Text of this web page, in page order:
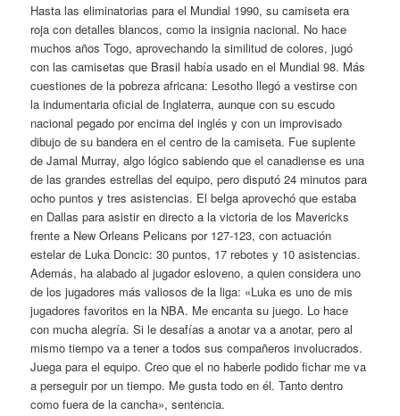
Hasta las eliminatorias para el Mundial 1990, su camiseta era
roja con detalles blancos, como la insignia nacional. No hace
muchos años Togo, aprovechando la similitud de colores, jugó
con las camisetas que Brasil había usado en el Mundial 98. Más
cuestiones de la pobreza africana: Lesotho llegó a vestirse con
la indumentaria oficial de Inglaterra, aunque con su escudo
nacional pegado por encima del inglés y con un improvisado
dibujo de su bandera en el centro de la camiseta. Fue suplente
de Jamal Murray, algo lógico sabiendo que el canadiense es una
de las grandes estrellas del equipo, pero disputó 24 minutos para
ocho puntos y tres asistencias. El belga aprovechó que estaba
en Dallas para asistir en directo a la victoria de los Mavericks
frente a New Orleans Pelicans por 127-123, con actuación
estelar de Luka Doncic: 30 puntos, 17 rebotes y 10 asistencias.
Además, ha alabado al jugador esloveno, a quien considera uno
de los jugadores más valiosos de la liga: «Luka es uno de mis
jugadores favoritos en la NBA. Me encanta su juego. Lo hace
con mucha alegría. Si le desafías a anotar va a anotar, pero al
mismo tiempo va a tener a todos sus compañeros involucrados.
Juega para el equipo. Creo que el no haberle podido fichar me va
a perseguir por un tiempo. Me gusta todo en él. Tanto dentro
como fuera de la cancha», sentencia.